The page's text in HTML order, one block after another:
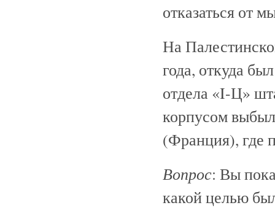
отказаться от
На
года, откуда
отдела «I-Ц»
корпусом
(Франция), где
Вопрос: Вы
какой целью